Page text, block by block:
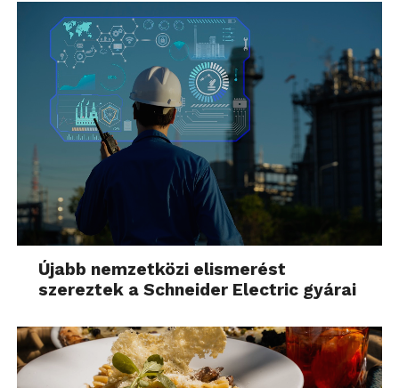
Újabb nemzetközi elismerést
szereztek a Schneider Electric gyárai